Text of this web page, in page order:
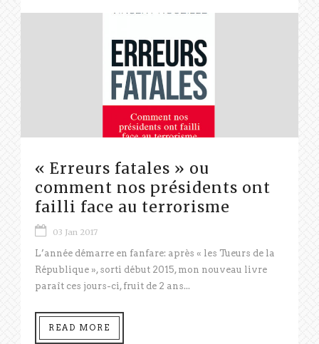
« Erreurs fatales » ou
comment nos présidents ont
failli face au terrorisme
03 Jan 2017
L’année démarre en fanfare: après « les Tueurs de la
République », sorti début 2015, mon nouveau livre
paraît ces jours-ci, fruit de 2 ans...
READ MORE